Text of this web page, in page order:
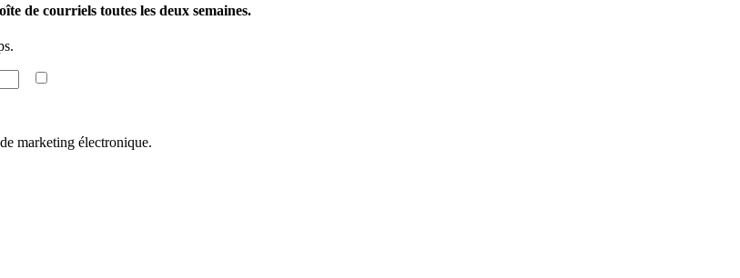
de courriels toutes les deux semaines.
marketing électronique.